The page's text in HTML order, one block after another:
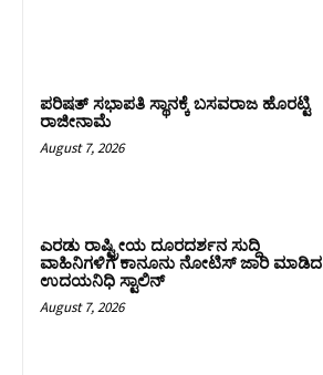
ಪರಿಷತ್‌ ಸಭಾಪತಿ ಸ್ಥಾನಕ್ಕೆ ಬಸವರಾಜ ಹೊರಟ್ಟಿ
ರಾಜೀನಾಮೆ
August 7, 2026
ಎರಡು ರಾಷ್ಟ್ರೀಯ ದೂರದರ್ಶನ ಸುದ್ದಿ
ವಾಹಿನಿಗಳಿಗೆ ಕಾನೂನು ನೋಟಿಸ್ ಜಾರಿ ಮಾಡಿದ
ಉದಯನಿಧಿ ಸ್ಟಾಲಿನ್
August 7, 2026